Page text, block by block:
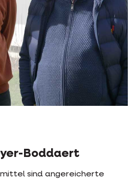
Boddaert
sind angereicherte